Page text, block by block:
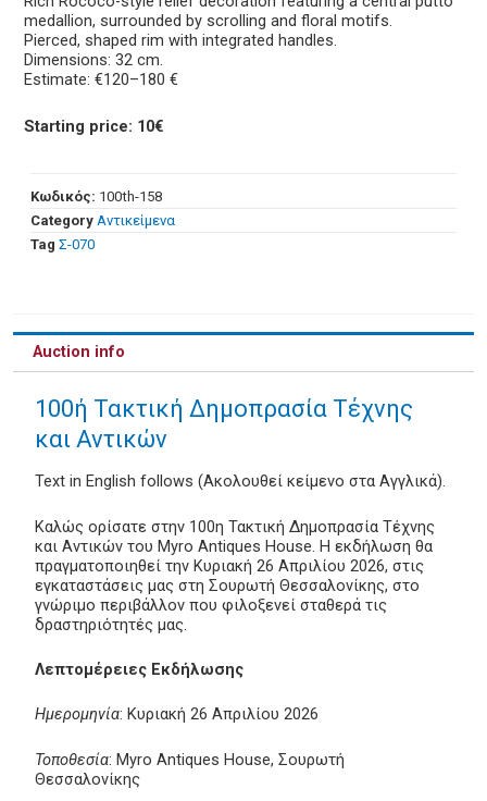
medallion, surrounded by scrolling and floral motifs.
Pierced, shaped rim with integrated handles.
Dimensions: 32 cm.
Estimate: €120–180 €
Starting price: 10€
Κωδικός: 100th-158
Category Αντικείμενα
Tag Σ-070
Auction info
100ή Τακτική Δημοπρασία Τέχνης
και Αντικών
Text in English follows (Ακολουθεί κείμενο στα Αγγλικά).
Καλώς ορίσατε στην 100η Τακτική Δημοπρασία Τέχνης
και Αντικών του Myro Antiques House. Η εκδήλωση θα
πραγματοποιηθεί την Κυριακή 26 Απριλίου 2026, στις
εγκαταστάσεις μας στη Σουρωτή Θεσσαλονίκης, στο
γνώριμο περιβάλλον που φιλοξενεί σταθερά τις
δραστηριότητές μας.
Λεπτομέρειες Εκδήλωσης
Ημερομηνία: Κυριακή 26 Απριλίου 2026
Τοποθεσία: Myro Antiques House, Σουρωτή
Θεσσαλονίκης